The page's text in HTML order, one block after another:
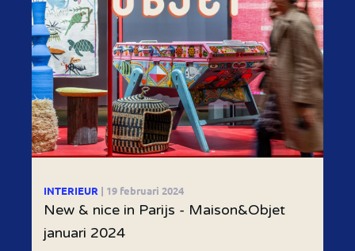
INTERIEUR | 19 februari 2024
New & nice in Parijs - Maison&Objet
januari 2024